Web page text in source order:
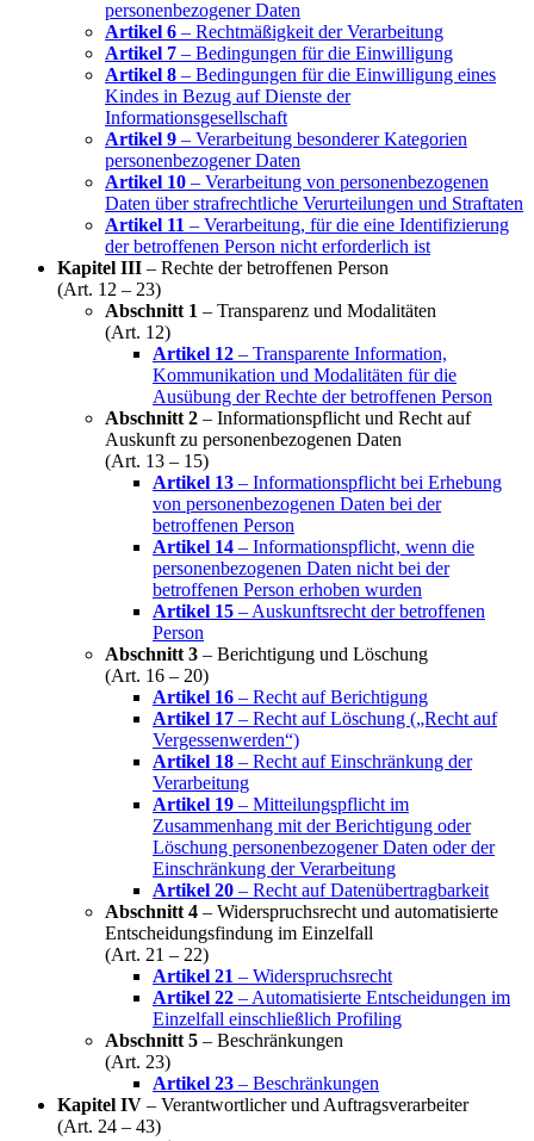
personenbezogener Daten
Artikel 6 – Rechtmäßigkeit der Verarbeitung
Artikel 7 – Bedingungen für die Einwilligung
Artikel 8 – Bedingungen für die Einwilligung eines
Kindes in Bezug auf Dienste der
Informationsgesellschaft
Artikel 9 – Verarbeitung besonderer Kategorien
personenbezogener Daten
Artikel 10 – Verarbeitung von personenbezogenen
Daten über strafrechtliche Verurteilungen und Straftaten
Artikel 11 – Verarbeitung, für die eine Identifizierung
der betroffenen Person nicht erforderlich ist
Kapitel III – Rechte der betroffenen Person
(Art. 12 – 23)
Abschnitt 1 – Transparenz und Modalitäten
(Art. 12)
Artikel 12 – Transparente Information,
Kommunikation und Modalitäten für die
Ausübung der Rechte der betroffenen Person
Abschnitt 2 – Informationspflicht und Recht auf
Auskunft zu personenbezogenen Daten
(Art. 13 – 15)
Artikel 13 – Informationspflicht bei Erhebung
von personenbezogenen Daten bei der
betroffenen Person
Artikel 14 – Informationspflicht, wenn die
personenbezogenen Daten nicht bei der
betroffenen Person erhoben wurden
Artikel 15 – Auskunftsrecht der betroffenen
Person
Abschnitt 3 – Berichtigung und Löschung
(Art. 16 – 20)
Artikel 16 – Recht auf Berichtigung
Artikel 17 – Recht auf Löschung („Recht auf
Vergessenwerden“)
Artikel 18 – Recht auf Einschränkung der
Verarbeitung
Artikel 19 – Mitteilungspflicht im
Zusammenhang mit der Berichtigung oder
Löschung personenbezogener Daten oder der
Einschränkung der Verarbeitung
Artikel 20 – Recht auf Datenübertragbarkeit
Abschnitt 4 – Widerspruchsrecht und automatisierte
Entscheidungsfindung im Einzelfall
(Art. 21 – 22)
Artikel 21 – Widerspruchsrecht
Artikel 22 – Automatisierte Entscheidungen im
Einzelfall einschließlich Profiling
Abschnitt 5 – Beschränkungen
(Art. 23)
Artikel 23 – Beschränkungen
Kapitel IV – Verantwortlicher und Auftragsverarbeiter
(Art. 24 – 43)